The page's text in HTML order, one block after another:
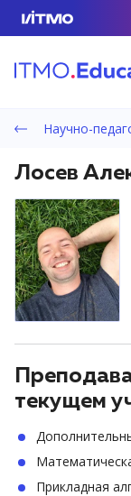
Научно-
Лосев
текущем
Прикладная